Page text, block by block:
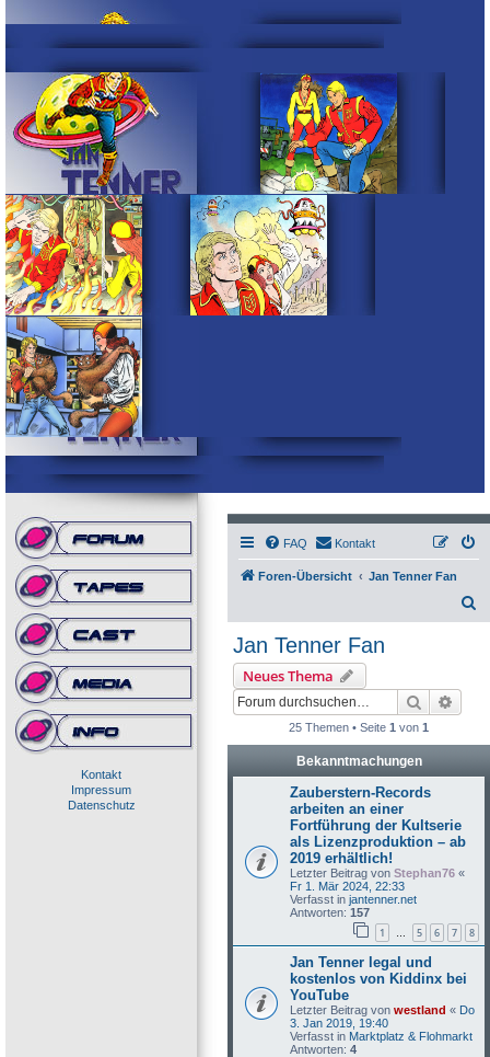
Kontakt
Impressum
Datenschutz
FAQ Kontakt
Foren-Übersicht
Jan Tenner Fan
Jan Tenner Fan
Neues Thema
Suche
25 Themen • Seite 1 von 1
Bekanntmachungen
Zauberstern-Records
arbeiten an einer
Fortführung der Kultserie
als Lizenzproduktion – ab
2019 erhältlich!
Letzter Beitrag von Stephan76 «
Fr 1. Mär 2024, 22:33
Verfasst in jantenner.net
Antworten: 157
1 … 5 6 7 8
Jan Tenner legal und
kostenlos von Kiddinx bei
YouTube
Letzter Beitrag von westland « Do
3. Jan 2019, 19:40
Verfasst in Marktplatz & Flohmarkt
Antworten: 4